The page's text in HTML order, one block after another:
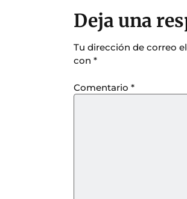
Deja una
Tu dirección de correo
con *
Comentario *